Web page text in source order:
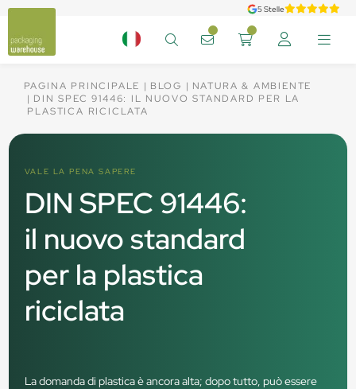
5 Stelle
PAGINA PRINCIPALE BLOG
NATURA & AMBIENTE
DIN SPEC 91446: IL NUOVO STANDARD PER LA
PLASTICA RICICLATA
VALE LA PENA SAPERE
DIN SPEC 91446:
il nuovo standard
per la plastica
riciclata
La domanda di plastica è ancora alta; dopo tutto, può essere